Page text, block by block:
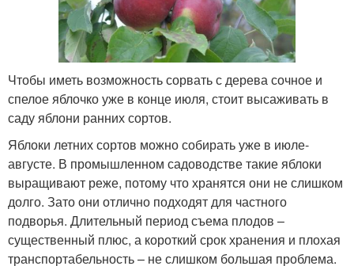
Чтобы иметь возможность сорвать с дерева сочное и
спелое яблочко уже в конце июля, стоит высаживать в
саду яблони ранних сортов.
Яблоки летних сортов можно собирать уже в июле-
августе. В промышленном садоводстве такие яблоки
выращивают реже, потому что хранятся они не слишком
долго. Зато они отлично подходят для частного
подворья. Длительный период съема плодов –
существенный плюс, а короткий срок хранения и плохая
транспортабельность – не слишком большая проблема.